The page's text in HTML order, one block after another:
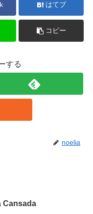
はてブ
コピー
する
noelia
Cansada